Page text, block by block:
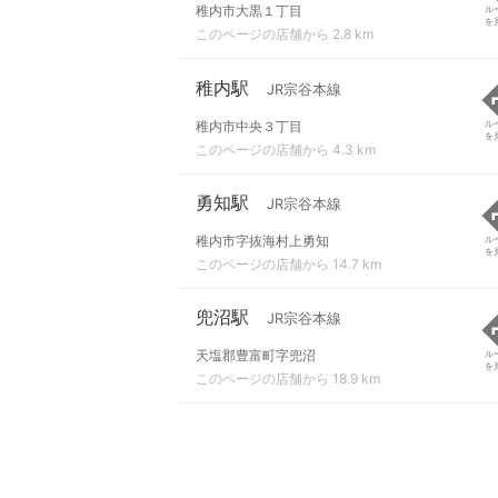
稚内市大黒１丁目
このページの店舗から 2.8 km
ル
を
稚内駅 JR宗谷本線
稚内市中央３丁目
このページの店舗から 4.3 km
ル
を
勇知駅 JR宗谷本線
稚内市字抜海村上勇知
このページの店舗から 14.7 km
ル
を
兜沼駅 JR宗谷本線
天塩郡豊富町字兜沼
このページの店舗から 18.9 km
ル
を